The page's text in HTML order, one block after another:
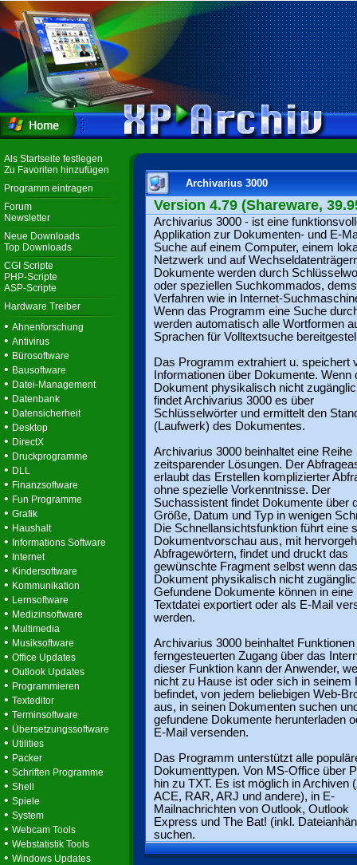
Als Startseite festlegen
Zu Favoriten hinzufügen
Programm eintragen
Forum
Newsletter
Neue Downloads
Top Downloads
CGI Scripte
PHP-Scripte
ASP-Scripte
Hardware Treiber
• Ahnenforschung
• Antivirus
• Bürosoftware
• Bausoftware
• Datei-Management
• Datenbank
• Datensicherheit
• Desktop
• DirectX
• Druckprogramme
• DLL
• Finanzsoftware
• Fun Programme
• Grafik
• Haushalt
• Informations Software
• Internet
• Kindersoftware
• Kommunikation
• Lernsoftware
• Medizinsoftware
• Multimedia
• Musiksoftware
• Office Updates
• Outlook Updates
• Programmieren
• Texteditor
• Terminsoftware
• Übersetzungssoftware
• Utilities
• Packer
• Schriften Programme
• Shell
• Spiele
• System
• Webcam Tools
• Webstatistik Tools
• Windows Updates
Archivarius 3000
Version 4.79 (Shareware,
Archivarius 3000 - ist eine
Applikation zur Dokumenten- und E-
Suche auf einem Computer, einem
Netzwerk und auf
Dokumente werden durch
oder speziellen Suchkommados,
Verfahren wie in Internet-
Wenn das Programm eine Suche
werden automatisch alle Wortformen
Sprachen für Volltextsuche
Das Programm extrahiert u. speichert
Informationen über Dokumente. Wenn
Dokument physikalisch nicht
findet Archivarius 3000 es über
Schlüsselwörter und ermittelt den
(Laufwerk) des Dokumentes.
Archivarius 3000 beinhaltet eine Reihe
zeitsparender Lösungen. Der
erlaubt das Erstellen komplizierter
ohne spezielle Vorkenntnisse. Der
Suchassistent findet Dokumente über
Größe, Datum und Typ in wenigen
Die Schnellansichtsfunktion führt eine
Dokumentvorschau aus, mit
Abfragewörtern, findet und druckt das
gewünschte Fragment selbst wenn das
Dokument physikalisch nicht
Gefundene Dokumente können in eine
Textdatei exportiert oder als E-Mail
werden.
Archivarius 3000 beinhaltet
ferngesteuerten Zugang über das
dieser Funktion kann der Anwender,
nicht zu Hause ist oder sich in seinem
befindet, von jedem beliebigen Web-
aus, in seinen Dokumenten suchen
gefundene Dokumente herunterladen
E-Mail versenden.
Das Programm unterstützt alle
Dokumenttypen. Von MS-Office über
hin zu TXT. Es ist möglich in Archiven
ACE, RAR, ARJ und andere), in E-
Mailnachrichten von Outlook, Outlook
Express und The Bat! (inkl.
suchen.